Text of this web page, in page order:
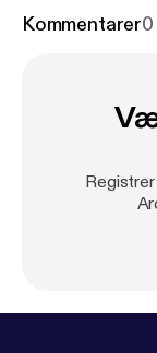
m.com/
Kommentarer0